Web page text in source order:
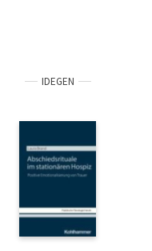
IDEGEN